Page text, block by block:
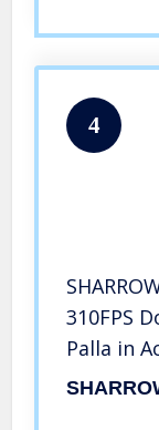
4
310FPS
Palla in
Composti